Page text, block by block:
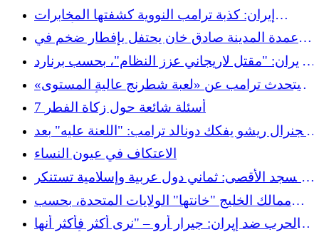
إيران: كذبة ترامب النووية كشفتها المخابرات
الأمريكية
عمدة المدينة صادق خان يحتفل بإفطار ضخم في
قلب لندن
إيران: "مقتل لاريجاني عزز النظام"، بحسب برنارد
يتحدث ترامب عن «لعبة شطرنج عالية المستوى»
7 أسئلة شائعة حول زكاة الفطر
الجنرال ريشو يفكك دونالد ترامب: "اللعنة عليه" بعد
دعوته للمساعدة في هرمز
الاعتكاف في عيون النساء
المسجد الأقصى: ثماني دول عربية وإسلامية تستنكر
الإغلاق الذي تفرضه إسرائيل
ممالك الخليج "خانتها" الولايات المتحدة، بحسب
ماري سيسيل نافيس
الحرب ضد إيران: جيرار أرو – "نرى أكثر فأكثر أنها